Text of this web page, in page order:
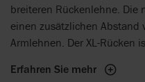
breiteren Rückenlehne. Die
einen zusätzlichen Abstand
Armlehnen. Der XL-Rücken
Erfahren Sie mehr